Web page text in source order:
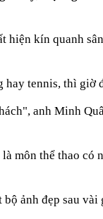
hiện kín quanh
tennis, thì
anh Minh
thể thao
ảnh đẹp sau